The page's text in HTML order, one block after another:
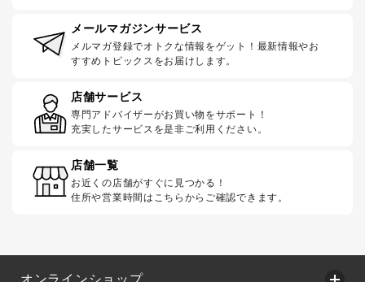
メールマガジンサービス
メルマガ登録でオトクな情報をゲット！最新情報やお
すすめトピックスをお届けします。
店舗サービス
専門アドバイザーがお買い物をサポート！
充実したサービスを是非ご利用ください。
店舗一覧
お近くの店舗がすぐに見つかる！
住所や営業時間はこちらからご確認できます。